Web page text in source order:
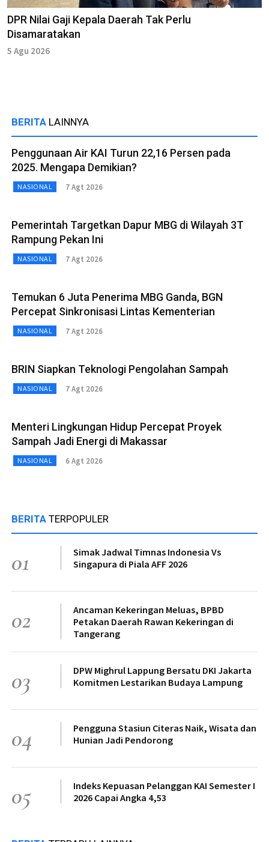
DPR Nilai Gaji Kepala Daerah Tak Perlu
Disamaratakan
5 Agu 2026
BERITA LAINNYA
Penggunaan Air KAI Turun 22,16 Persen pada
2025. Mengapa Demikian?
NASIONAL 7 Agt 2026
Pemerintah Targetkan Dapur MBG di Wilayah 3T
Rampung Pekan Ini
NASIONAL 7 Agt 2026
Temukan 6 Juta Penerima MBG Ganda, BGN
Percepat Sinkronisasi Lintas Kementerian
NASIONAL 7 Agt 2026
BRIN Siapkan Teknologi Pengolahan Sampah
NASIONAL 7 Agt 2026
Menteri Lingkungan Hidup Percepat Proyek
Sampah Jadi Energi di Makassar
NASIONAL 6 Agt 2026
BERITA TERPOPULER
01
Simak Jadwal Timnas Indonesia Vs
Singapura di Piala AFF 2026
02
Ancaman Kekeringan Meluas, BPBD
Petakan Daerah Rawan Kekeringan di
Tangerang
03
DPW Mighrul Lappung Bersatu DKI Jakarta
Komitmen Lestarikan Budaya Lampung
04
Pengguna Stasiun Citeras Naik, Wisata dan
Hunian Jadi Pendorong
05
Indeks Kepuasan Pelanggan KAI Semester I
2026 Capai Angka 4,53